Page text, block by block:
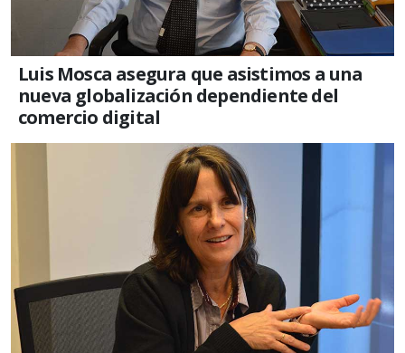
Luis Mosca asegura que asistimos a una
nueva globalización dependiente del
comercio digital